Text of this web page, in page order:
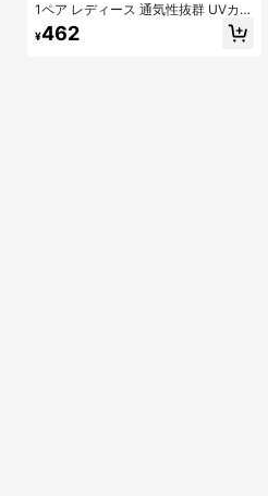
1ペア レディース 通気性抜群 UVカッ
ト フィンガーレスグローブ、滑り止
め、自転車、運転、アウトドアスポ
¥462